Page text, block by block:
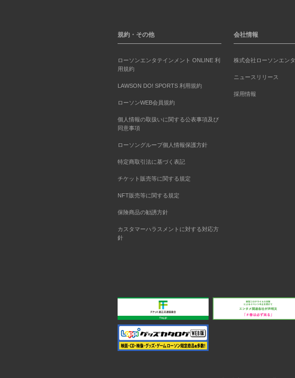
規約・その他
ローソンエンタテインメント ONLINE 利
用規約
LAWSON DO! SPORTS 利用規約
ローソンWEB会員規約
個人情報の取扱いに関する公表事項及び
同意事項
ローソングループ個人情報保護方針
特定商取引法に基づく表記
チケット販売等に関する規定
NFT販売等に関する規定
保険商品の勧誘方針
カスタマーハラスメントに対する対応方
針
会社情報
株式会社ローソンエン
ニュースリリース
採用情報